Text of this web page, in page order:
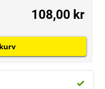
108,00 kr